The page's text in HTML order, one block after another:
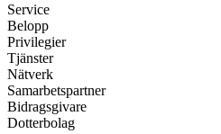
Service
Belopp
Privilegier
Tjänster
Nätverk
Samarbetspartner
Bidragsgivare
Dotterbolag